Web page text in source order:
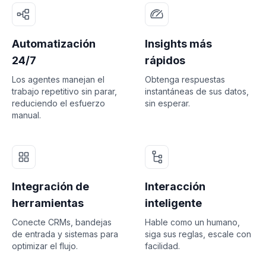
Automatización
24/7
Los agentes manejan el
trabajo repetitivo sin parar,
reduciendo el esfuerzo
manual.
Insights más
rápidos
Obtenga respuestas
instantáneas de sus datos,
sin esperar.
Integración de
herramientas
Conecte CRMs, bandejas
de entrada y sistemas para
optimizar el flujo.
Interacción
inteligente
Hable como un humano,
siga sus reglas, escale con
facilidad.